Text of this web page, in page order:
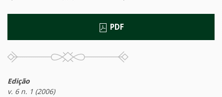
PDF
Edição
v. 6 n. 1 (2006)